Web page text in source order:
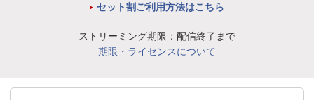
セット割ご利用方法はこちら
ストリーミング期限：配信終了まで
期限・ライセンスについて